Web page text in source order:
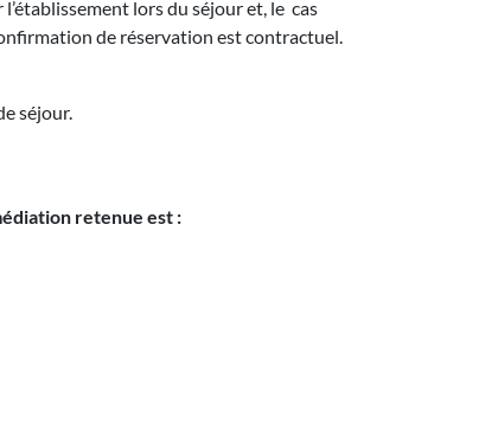
lors du séjour et, le cas
de réservation est contractuel.
séjour.
retenue est :